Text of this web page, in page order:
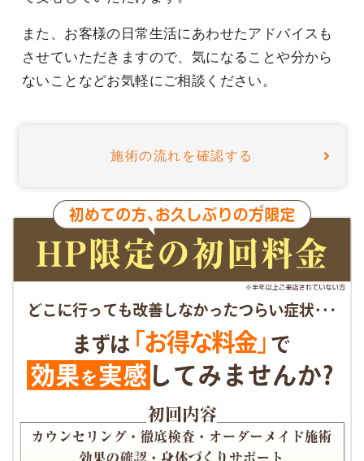
また、お客様の日常生活にあわせたアドバイスも
させていただきますので、気になることや分から
ないことなどお気軽にご相談ください。
施術の流れを確認する